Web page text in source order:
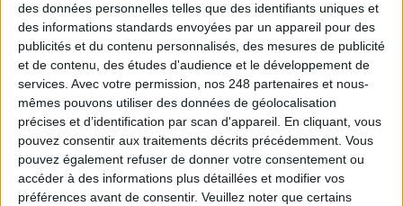
des données personnelles telles que des identifiants uniques et
des informations standards envoyées par un appareil pour des
publicités et du contenu personnalisés, des mesures de publicité
et de contenu, des études d'audience et le développement de
services. Avec votre permission, nos 248 partenaires et nous-
mêmes pouvons utiliser des données de géolocalisation
précises et d’identification par scan d'appareil. En cliquant, vous
pouvez consentir aux traitements décrits précédemment. Vous
pouvez également refuser de donner votre consentement ou
accéder à des informations plus détaillées et modifier vos
préférences avant de consentir. Veuillez noter que certains
NOS OFFRES D'ABONNEMENTS
Mot de passe oublié ?
Pas encore de compte?
Je m'inscris pour commenter les articles
ou déposer mon CV